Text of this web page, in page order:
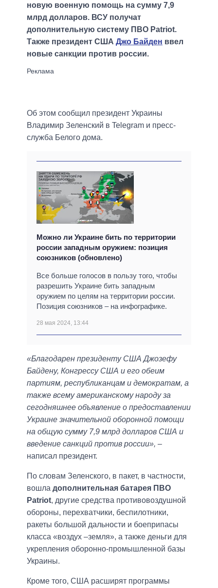
новую военную помощь на сумму 7,9
млрд долларов. ВСУ получат
дополнительную систему ПВО Patriot.
Также президент США Джо Байден ввел
новые санкции против россии.
Об этом сообщил президент Украины
Владимир Зеленский в Telegram и пресс-
служба Белого дома.
Можно ли Украине бить по территории
россии западным оружием: позиция
союзников (обновлено)
Все больше голосов в пользу того, чтобы
разрешить Украине бить западным
оружием по целям на территории россии.
Позиция союзников – на инфографике.
28 мая 2024, 13:44
«Благодарен президенту США Джозефу
Байдену, Конгрессу США и его обеим
партиям, республиканцам и демократам, а
также всему американскому народу за
сегодняшнее объявление о предоставлении
Украине значительной оборонной помощи
на общую сумму 7,9 млрд долларов США и
введение санкций против россии», –
написал президент.
По словам Зеленского, в пакет, в частности,
вошла дополнительная батарея ПВО
Patriot, другие средства противовоздушной
обороны, перехватчики, беспилотники,
ракеты большой дальности и боеприпасы
класса «воздух –земля», а также деньги для
укрепления оборонно-промышленной базы
Украины.
Кроме того, США расширят программы